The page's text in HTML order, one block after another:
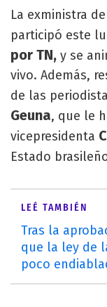
La exministra de
participó este
por TN, y se
vivo. Además,
de las
Geuna, que le
vicepresidenta
Estado
LEÉ TAMBIÉN
Tras la
que la ley de
poco